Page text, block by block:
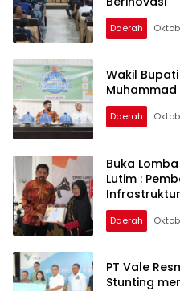
Daerah
Wakil
Muhammad
Daerah
Buka
Lutim :
Daerah
PT Vale
Stunting